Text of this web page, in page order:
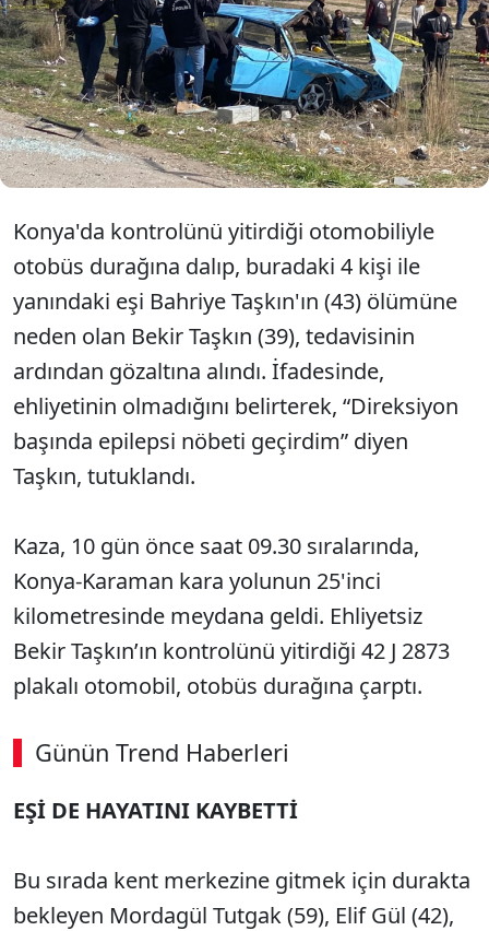
Konya'da otobüs durağına girip beş
kişinin ölümüne yol açan Bekir Taşkın
"Epilepsi nöbeti geçirdim,
hatırlamıyorum" savunması yaptı.
Konya'da kontrolünü yitirdiği otomobiliyle
otobüs durağına dalıp, buradaki 4 kişi ile
yanındaki eşi Bahriye Taşkın'ın (43) ölümüne
neden olan Bekir Taşkın (39), tedavisinin
ardından gözaltına alındı. İfadesinde,
ehliyetinin olmadığını belirterek, “Direksiyon
başında epilepsi nöbeti geçirdim” diyen
Taşkın, tutuklandı.
Kaza, 10 gün önce saat 09.30 sıralarında,
Konya-Karaman kara yolunun 25'inci
kilometresinde meydana geldi. Ehliyetsiz
Bekir Taşkın’ın kontrolünü yitirdiği 42 J 2873
plakalı otomobil, otobüs durağına çarptı.
Günün Trend Haberleri
SÖZCÜ SON DAKİKA
EŞİ DE HAYATINI KAYBETTİ
Bu sırada kent merkezine gitmek için durakta
bekleyen Mordagül Tutgak (59), Elif Gül (42),